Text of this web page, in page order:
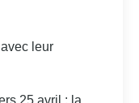
leur